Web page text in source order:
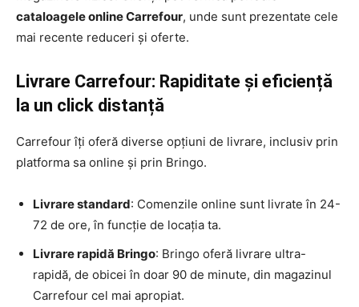
cataloagele online Carrefour, unde sunt prezentate cele
mai recente reduceri și oferte.
Livrare Carrefour: Rapiditate și eficiență
la un click distanță
Carrefour îți oferă diverse opțiuni de livrare, inclusiv prin
platforma sa online și prin Bringo.
Livrare standard: Comenzile online sunt livrate în 24-
72 de ore, în funcție de locația ta.
Livrare rapidă Bringo: Bringo oferă livrare ultra-
rapidă, de obicei în doar 90 de minute, din magazinul
Carrefour cel mai apropiat.